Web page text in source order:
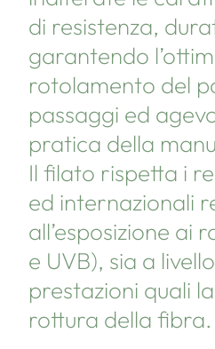
di resistenza,
garantendo
rotolamento del
passaggi ed
pratica della
Il filato rispetta i
ed internazionali
all’esposizione ai
e UVB), sia a
prestazioni quali
rottura della fibra.